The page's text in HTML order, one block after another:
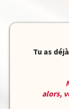
Tu as
alors,